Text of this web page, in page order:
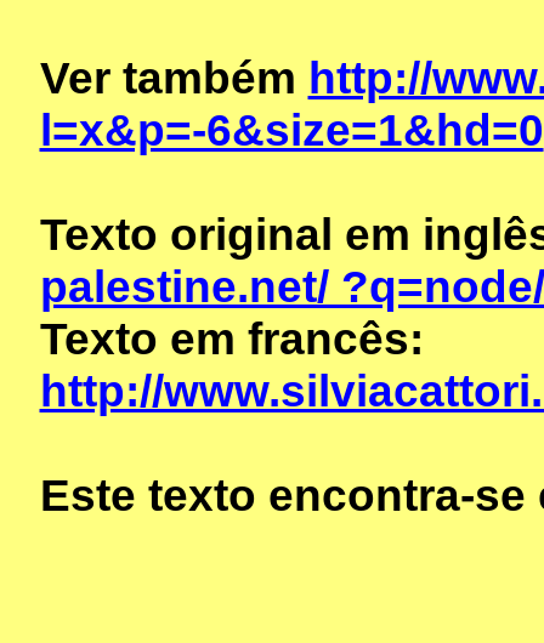
Ver também http://
l=x&p=-6&size=1&hd=0
Texto original em
palestine.net/
Texto em francês:
http://
Este texto encontra-